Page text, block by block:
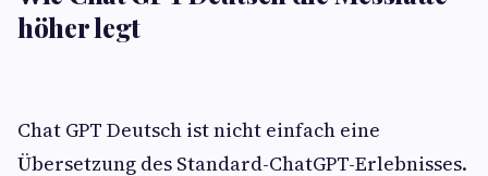
höher legt
Chat GPT Deutsch ist nicht einfach eine
Übersetzung des Standard-ChatGPT-Erlebnisses.